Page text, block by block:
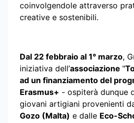
coinvolgendole attraverso
creative e sostenibili.
Dal 22 febbraio al 1° marzo,
iniziativa dell’associazione "
ad un finanziamento del
Erasmus+ - ospiterà dunque
giovani artigiani provenienti
Gozo (Malta) e dalle Eco-